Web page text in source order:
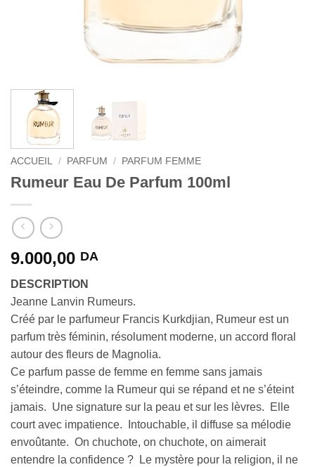
ACCUEIL / PARFUM / PARFUM FEMME
Rumeur Eau De Parfum 100ml
9.000,00 DA
DESCRIPTION
Jeanne Lanvin Rumeurs.
Créé par le parfumeur Francis Kurkdjian, Rumeur est un
parfum très féminin, résolument moderne, un accord floral
autour des fleurs de Magnolia.
Ce parfum passe de femme en femme sans jamais
s’éteindre, comme la Rumeur qui se répand et ne s’éteint
jamais. Une signature sur la peau et sur les lèvres. Elle
court avec impatience. Intouchable, il diffuse sa mélodie
envoûtante. On chuchote, on chuchote, on aimerait
entendre la confidence ? Le mystère pour la religion, il ne